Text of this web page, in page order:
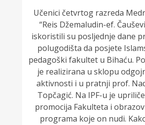
Učenici četvrtog razreda
“Reis Džemaludin-ef.
iskoristili su posljednje dane
polugodišta da posjete
pedagoški fakultet u Bihaću.
je realizirana u sklopu
aktivnosti i u pratnji prof.
Topčagić. Na IPF-u je
promocija Fakulteta i
programa koje on nudi.